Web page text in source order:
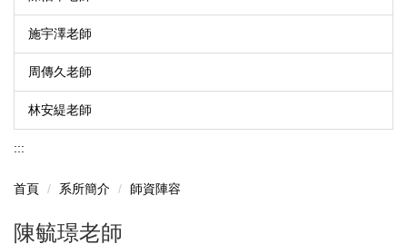
施宇澤老師
周傳久老師
林安緹老師
:::
首頁 系所簡介 師資陣容
陳毓璟老師